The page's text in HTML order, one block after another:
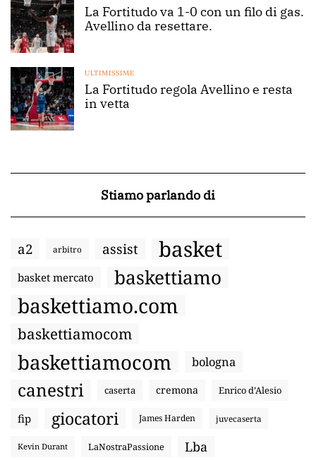
La Fortitudo va 1-0 con un filo di gas.
Avellino da resettare.
ULTIMISSIME
La Fortitudo regola Avellino e resta
in vetta
Stiamo parlando di
a2 arbitro assist basket
basket mercato baskettiamo
baskettiamo.com
baskettiamocom
baskettiamocom bologna
canestri caserta cremona Enrico d’Alesio
fip giocatori James Harden juvecaserta
Kevin Durant LaNostraPassione Lba